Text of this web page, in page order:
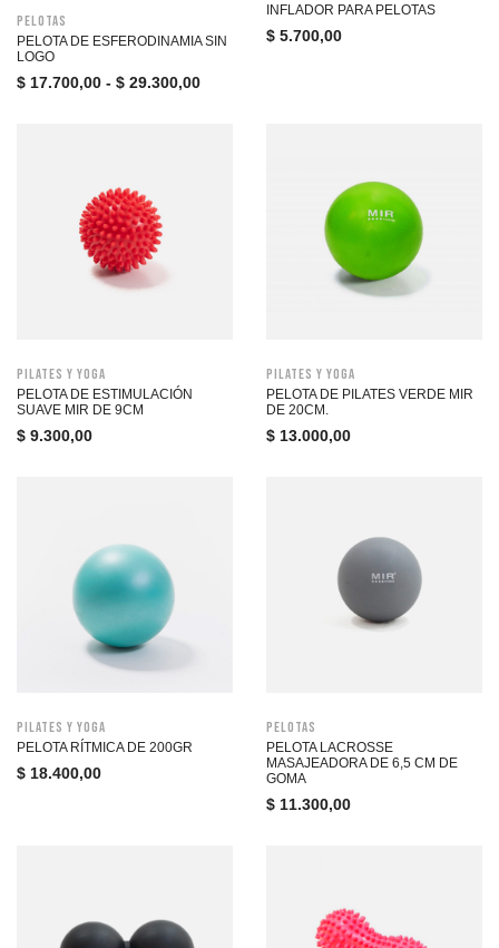
Pelotas
PELOTA DE ESFERODINAMIA SIN
LOGO
$ 17.700,00 - $ 29.300,00
INFLADOR PARA PELOTAS
$ 5.700,00
Pilates y Yoga
PELOTA DE ESTIMULACIÓN
SUAVE MIR DE 9CM
$ 9.300,00
Pilates y Yoga
PELOTA DE PILATES VERDE MIR
DE 20CM.
$ 13.000,00
Pilates y Yoga
PELOTA RÍTMICA DE 200GR
$ 18.400,00
Pelotas
PELOTA LACROSSE
MASAJEADORA DE 6,5 CM DE
GOMA
$ 11.300,00